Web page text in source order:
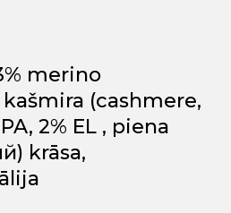
merino
kašmira (cashmere,
2% EL , piena
krāsa,